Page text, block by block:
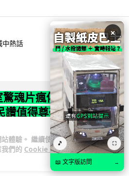
體驗。 繼續使用
們的 Cookie 政
中熱話
魂片瘋傳 醫護保護病
讚值得尊敬
級地震，熊本綜合醫院手術室鏡頭拍
不亂保護病人，更馬上開逃生門確
×
🎵 ⛶
📖 文字版訪問 →